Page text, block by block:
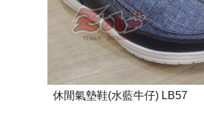
休閒氣墊鞋(水藍牛仔) LB57